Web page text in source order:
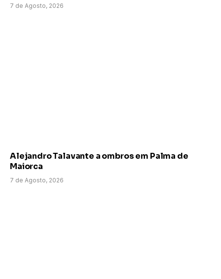
7 de Agosto, 2026
Alejandro Talavante a ombros em Palma de
Maiorca
7 de Agosto, 2026